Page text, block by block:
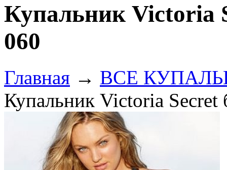
Купальник Victoria
060
Главная → ВСЕ
Купальник Victoria Secret